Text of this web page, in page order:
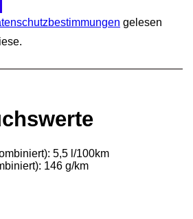
gelesen
5,5 l/100km
146 g/km